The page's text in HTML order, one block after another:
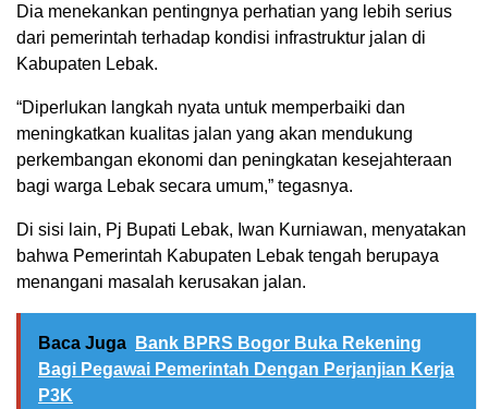
Dia menekankan pentingnya perhatian yang lebih serius
dari pemerintah terhadap kondisi infrastruktur jalan di
Kabupaten Lebak.
“Diperlukan langkah nyata untuk memperbaiki dan
meningkatkan kualitas jalan yang akan mendukung
perkembangan ekonomi dan peningkatan kesejahteraan
bagi warga Lebak secara umum,” tegasnya.
Di sisi lain, Pj Bupati Lebak, Iwan Kurniawan, menyatakan
bahwa Pemerintah Kabupaten Lebak tengah berupaya
menangani masalah kerusakan jalan.
Baca Juga
Bank BPRS Bogor Buka Rekening
Bagi Pegawai Pemerintah Dengan Perjanjian Kerja
P3K